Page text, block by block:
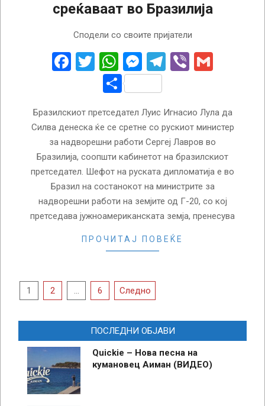
среќаваат во Бразилија
Сподели со своите пријатели
Facebook
Twitter
WhatsApp
Messenger
Telegram
Viber
Share
Бразилскиот претседател Луис Игнасио Лула да
Силва денеска ќе се сретне со рускиот министер
за надворешни работи Сергеј Лавров во
Бразилија, соопшти кабинетот на бразилскиот
претседател. Шефот на руската дипломатија е во
Бразил на состанокот на министрите за
надворешни работи на земјите од Г-20, со кој
претседава јужноамериканската земја, пренесува
ПРОЧИТАЈ ПОВЕЌЕ
Posts
1 2 … 6 Следно
ПОСЛЕДНИ ОБЈАВИ
Quickie – Нова песна на
кумановец Аиман (ВИДЕО)